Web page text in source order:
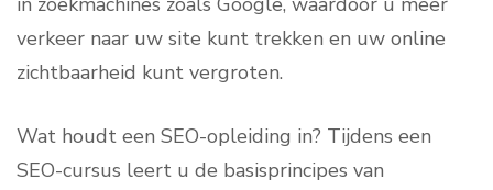
verkeer naar uw site kunt trekken en uw online
zichtbaarheid kunt vergroten.
Wat houdt een SEO-opleiding in? Tijdens een
SEO-cursus leert u de basisprincipes van